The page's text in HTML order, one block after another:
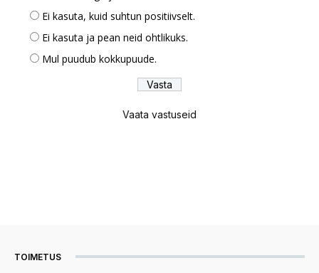
Ei kasuta, kuid suhtun positiivselt.
Ei kasuta ja pean neid ohtlikuks.
Mul puudub kokkupuude.
Vaata vastuseid
TOIMETUS